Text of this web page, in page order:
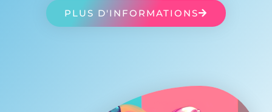
PLUS D'INFORMATIONS